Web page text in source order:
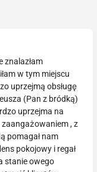
znalazłam
w tym miejscu
uprzejmą obsługę
(Pan z bródką)
uprzejma na
, z
pomagał nam
pokojowy i regał
stanie owego